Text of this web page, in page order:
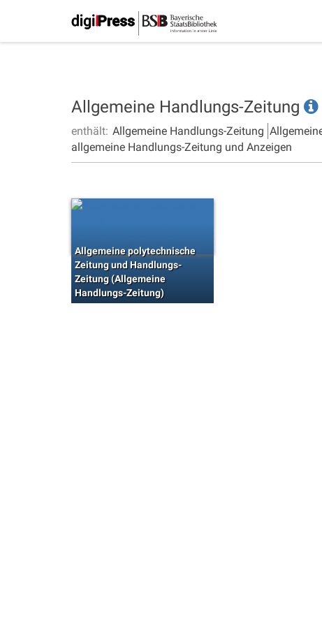
Allgemeine Handlungs-Zeitung
enthält: Allgemeine Handlungs-Zeitung
allgemeine Handlungs-Zeitung und Anzeigen
Allgemeine polytechnische
Zeitung und Handlungs-
Zeitung (Allgemeine
Handlungs-Zeitung)